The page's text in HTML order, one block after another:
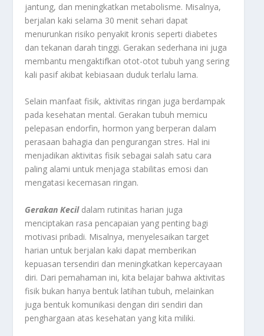
jantung, dan meningkatkan metabolisme. Misalnya,
berjalan kaki selama 30 menit sehari dapat
menurunkan risiko penyakit kronis seperti diabetes
dan tekanan darah tinggi. Gerakan sederhana ini juga
membantu mengaktifkan otot-otot tubuh yang sering
kali pasif akibat kebiasaan duduk terlalu lama.
Selain manfaat fisik, aktivitas ringan juga berdampak
pada kesehatan mental. Gerakan tubuh memicu
pelepasan endorfin, hormon yang berperan dalam
perasaan bahagia dan pengurangan stres. Hal ini
menjadikan aktivitas fisik sebagai salah satu cara
paling alami untuk menjaga stabilitas emosi dan
mengatasi kecemasan ringan.
Gerakan Kecildalam rutinitas harian juga
menciptakan rasa pencapaian yang penting bagi
motivasi pribadi. Misalnya, menyelesaikan target
harian untuk berjalan kaki dapat memberikan
kepuasan tersendiri dan meningkatkan kepercayaan
diri. Dari pemahaman ini, kita belajar bahwa aktivitas
fisik bukan hanya bentuk latihan tubuh, melainkan
juga bentuk komunikasi dengan diri sendiri dan
penghargaan atas kesehatan yang kita miliki.